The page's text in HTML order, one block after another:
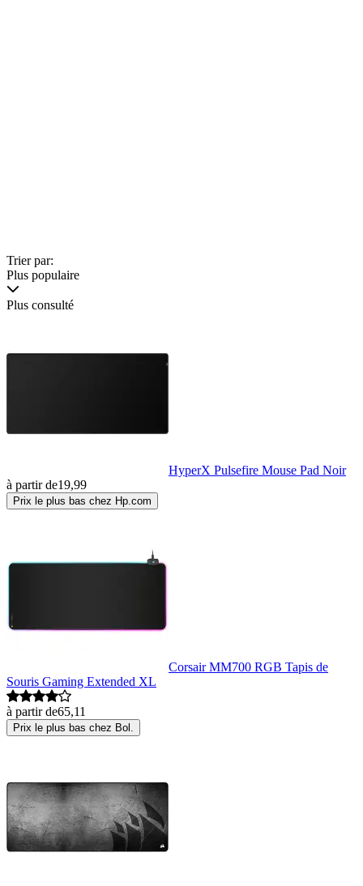
Trier par:
Plus populaire
Plus consulté
HyperX Pulsefire Mouse Pad Noir
à partir de19,99
Prix le plus bas chez Hp.com
Corsair MM700 RGB Tapis de
Souris Gaming Extended XL
à partir de65,11
Prix le plus bas chez Bol.